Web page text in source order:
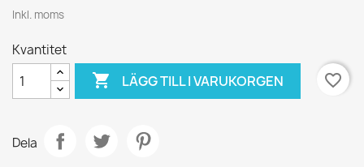
Inkl. moms
Kvantitet
 LÄGG TILL I VARUKORGEN favorite_border
Dela